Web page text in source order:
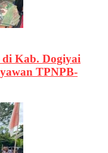
Kab. Dogiyai
TPNPB-